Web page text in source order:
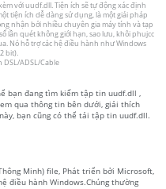
với uudf.dll. Tiện ích sẽ tự động xác định
tiện ích dễ dàng sử dụng, là một giải pháp
nhận bởi nhiều chuyên gia máy tính và tạp
lần quét không giới hạn, sao lưu, khôi phujcc
Nó hỗ trợ các hệ điều hành như Windows
bit).
DSL/ADSL/Cable
bạn đang tìm kiếm tập tin uudf.dll ,
qua thông tin bên dưới, giải thích
bạn cũng có thể tải tập tin uudf.dll.
Minh) file, Phát triển bởi Microsoft,
điều hành Windows.Chúng thường